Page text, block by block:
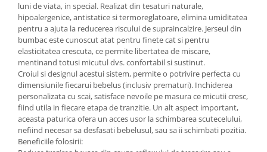
luni de viata, in special. Realizat din tesaturi naturale,
hipoalergenice, antistatice si termoreglatoare, elimina umiditatea
pentru a ajuta la reducerea riscului de supraincalzire. Jerseul din
bumbac este cunoscut atat pentru finete cat si pentru
elasticitatea crescuta, ce permite libertatea de miscare,
mentinand totusi micutul dvs. confortabil si sustinut.
Croiul si designul acestui sistem, permite o potrivire perfecta cu
dimensiunile fiecarui bebelus (inclusiv prematuri). Inchiderea
personalizata cu scai, satisface nevoile pe masura ce micutii cresc,
fiind utila in fiecare etapa de tranzitie. Un alt aspect important,
aceasta paturica ofera un acces usor la schimbarea scutecelului,
nefiind necesar sa desfasati bebelusul, sau sa ii schimbati pozitia.
Beneficiile folosirii: